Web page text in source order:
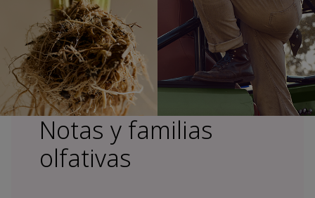
Notas y familias
olfativas